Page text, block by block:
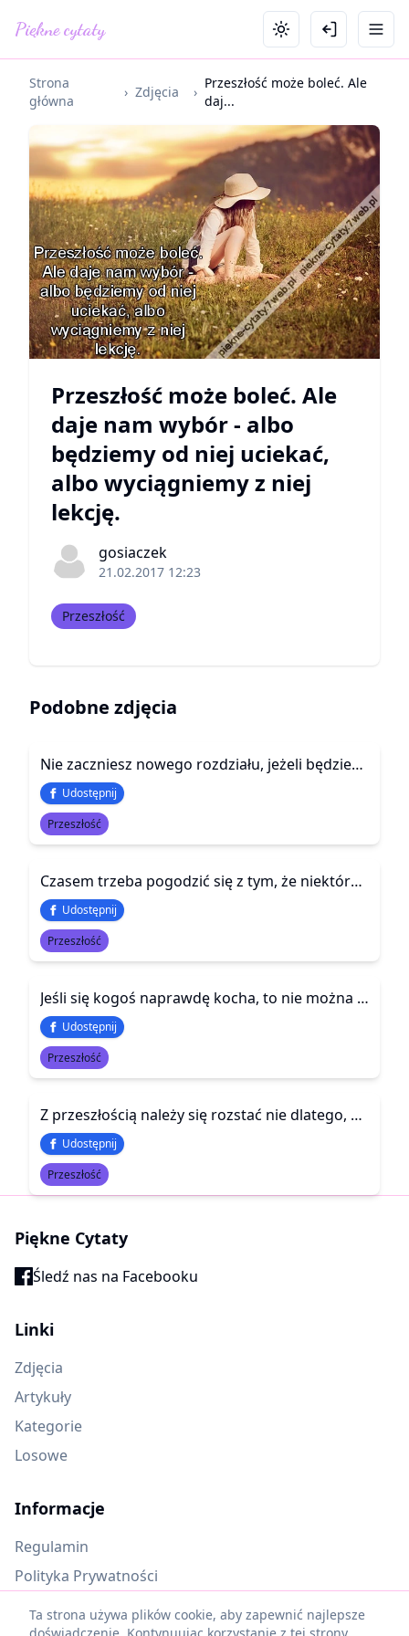
Piękne cytaty
Strona
główna
› Zdjęcia ›
Przeszłość może boleć. Ale
daj...
Przeszłość może boleć. Ale
daje nam wybór - albo
będziemy od niej uciekać,
albo wyciągniemy z niej
lekcję.
gosiaczek
21.02.2017 12:23
Przeszłość
Podobne zdjęcia
Nie zaczniesz nowego rozdziału, jeżeli będziesz w kółko czytać poprzedni
Udostępnij
Przeszłość
Czasem trzeba pogodzić się z tym, że niektóre sprawy nie mają końca. One po prostu przestają mieć znaczenie.
Udostępnij
Przeszłość
Jeśli się kogoś naprawdę kocha, to nie można pozwolić, by wydarzenia z przeszłości determinowały przyszłość.
Udostępnij
Przeszłość
Z przeszłością należy się rozstać nie dlatego, że była zła, lecz dlatego, że jest martwa.
Udostępnij
Przeszłość
Piękne Cytaty
Śledź nas na Facebooku
Linki
Zdjęcia
Artykuły
Kategorie
Losowe
Informacje
Regulamin
Polityka Prywatności
Oczekujące materiały
Ta strona używa plików cookie, aby zapewnić najlepsze